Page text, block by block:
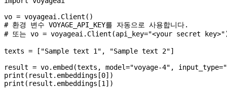
vo = voyageai.Client()
# 환경 변수 VOYAGE_API_KEY를 자동으로 사용합니다.
# 또는 vo = voyageai.Client(api_key="<your secret key>")
texts = [ "Sample text 1" , "Sample text 2"]
result = vo.embed(texts, model="voyage-4" , input_type=
print (result.embeddings[0])
print (result.embeddings[1 ])